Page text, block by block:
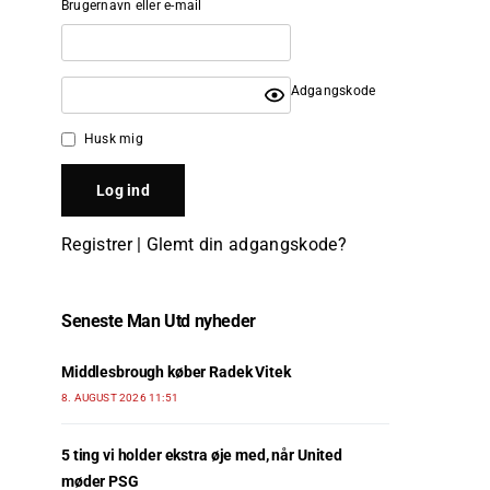
Brugernavn eller e-mail
Adgangskode
Husk mig
Registrer| Glemt din adgangskode?
Seneste Man Utd nyheder
Middlesbrough køber Radek Vitek
8. AUGUST 2026 11:51
5 ting vi holder ekstra øje med, når United
møder PSG